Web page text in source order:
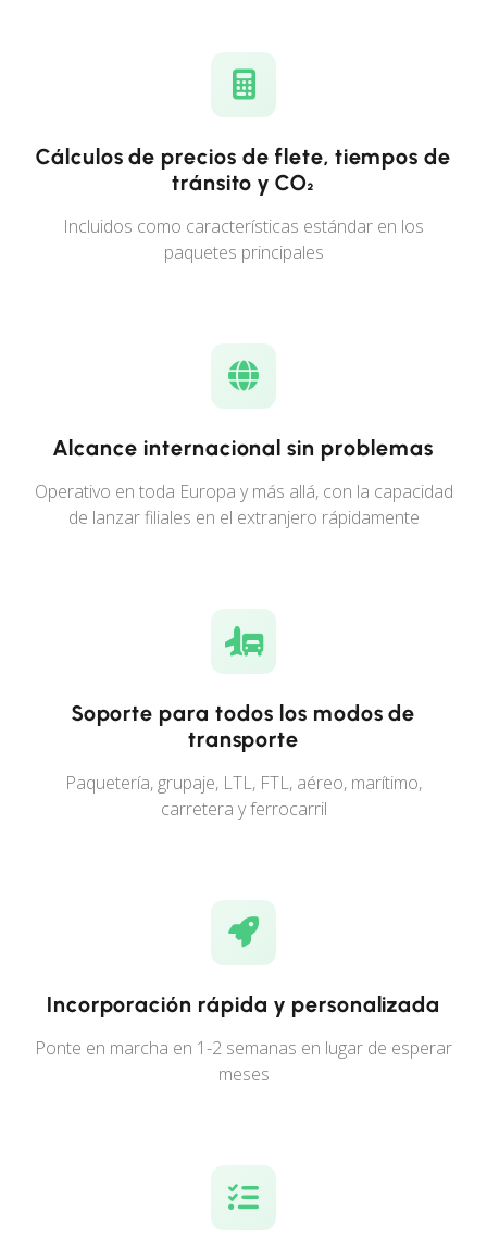
Cálculos de precios de flete, tiempos de
tránsito y CO₂
Incluidos como características estándar en los
paquetes principales
Alcance internacional sin problemas
Operativo en toda Europa y más allá, con la capacidad
de lanzar filiales en el extranjero rápidamente
Soporte para todos los modos de
transporte
Paquetería, grupaje, LTL, FTL, aéreo, marítimo,
carretera y ferrocarril
Incorporación rápida y personalizada
Ponte en marcha en 1-2 semanas en lugar de esperar
meses